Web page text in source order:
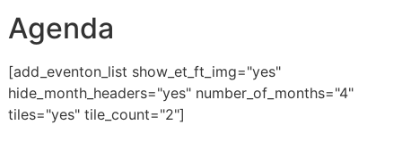
Agenda
[add_eventon_list show_et_ft_img="yes"
hide_month_headers="yes" number_of_months="4"
tiles="yes" tile_count="2"]